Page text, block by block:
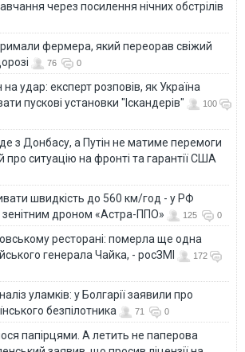
через посилення нічних обстрілів
фермера, який переорав свіжий
76 0
на удар: експерт розповів, як Україна
пускові установки "Іскандерів"
100
з Донбасу, а Путін не матиме перемоги
про ситуацію на фронті та гарантії США
швидкість до 560 км/год - у РФ
дроном «Астра-ППО»
125 0
ресторані: померла ще одна
генерала Чайка, - росЗМІ
172
уламків: у Болгарії заявили про
безпілотника
71 0
папірцями. А летить не паперова